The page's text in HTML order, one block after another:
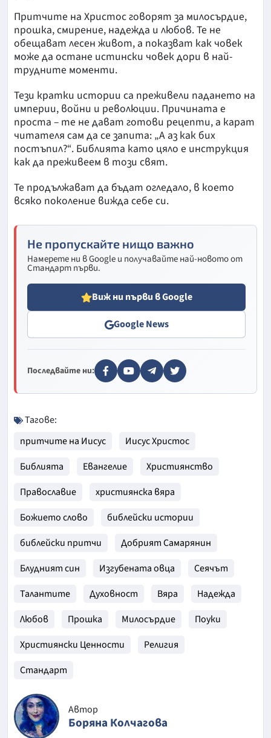
Притчите на Христос говорят за милосърдие,
прошка, смирение, надежда и любов. Те не
обещават лесен живот, а показват как човек
може да остане истински човек дори в най-
трудните моменти.
Тези кратки истории са преживели падането на
империи, войни и революции. Причината е
проста – те не дават готови рецепти, а карат
читателя сам да се запита: „А аз как бих
постъпил?“. Библията като цяло е инструкция
как да преживеем в този свят.
Те продължават да бъдат огледало, в което
всяко поколение вижда себе си.
Не пропускайте нищо важно
Намерете ни в Google и получавайте най-новото от
Стандарт първи.
Виж ни първи в Google
Google News
Последвайте ни:
Тагове:
притчите на Иисус
Иисус Христос
Библията
Евангелие
Християнство
Православие
християнска вяра
Божието слово
библейски истории
библейски притчи
Добрият Самарянин
Блудният син
Изгубената овца
Сеячът
Талантите
Духовност Вяра
Надежда
Любов
Прошка Милосърдие
Поуки
Християнски Ценности
Религия
Стандарт
Автор
Боряна Колчагова